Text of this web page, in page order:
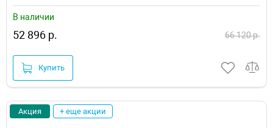
В наличии
52 896 р. 66 120 р.
Купить
Акция + еще акции